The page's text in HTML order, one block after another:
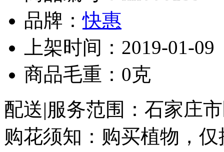
品牌：快惠
上架时间：2019-01-09
商品毛重：0克
配送|服务范围：石家庄
购花须知：购买植物，